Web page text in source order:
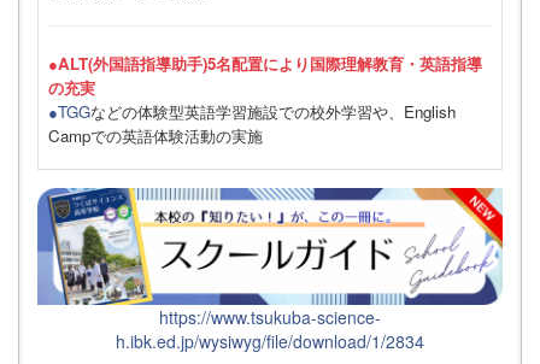
●ALT(外国語指導助手)5名配置により国際理解教育・英語指導
の充実
●TGGなどの体験型英語学習施設での校外学習や、English
Campでの英語体験活動の実施
https://www.tsukuba-science-
h.ibk.ed.jp/wysiwyg/file/download/1/2834